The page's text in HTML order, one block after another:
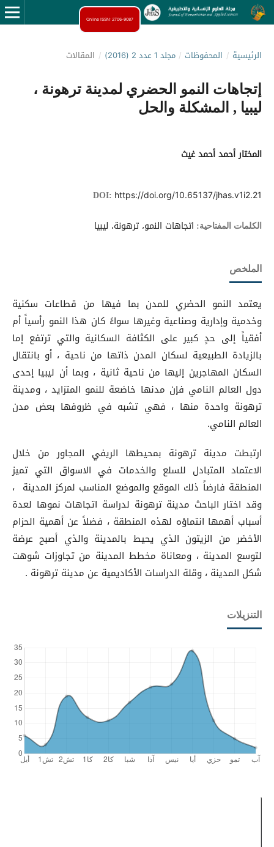
Online ISSN: 2706-9087
الرئيسية / المحفوظات / مجلد 1 عدد 2 (2016) / المقالات
إتجاهات النمو الحضري لمدينة ترهونة ،
ليبيا , المشكلة والحل
المختار أحمد أحمد غيث
DOI: https://doi.org/10.65137/jhas.v1i2.21
الكلمات المفتاحية: اتجاهات النمو، ترهونة، ليبيا
الملخص
يعتمد النمو الحضري للمدن بما فيها من قطاعات سكنية
وخدمية وإدارية وصناعية وغيرها سواءً كان هذا النمو رأسياً أم
أفقياً إلى حدٍ كبير على الكثافة السكانية والتي ترتفع إما
بالزيادة الطبيعية لسكان المدن ذاتها من ناحية ، أو بانتقال
السكان المهاجرين إليها من ناحية ثانية ، وبما أن ليبيا إحدى
دول العالم النامي فإن مدنها خاضعة للنمو المتزايد ، ومدينة
ترهونة واحدة منها ، فهي تشبه في ظروفها بعض مدن
العالم النامي.
ارتبطت مدينة ترهونة بمحيطها الريفي المجاور من خلال
الاعتماد المتبادل للسلع والخدمات في الاسواق التي تميز
المنطقة فارضاً ذلك الموقع والموضع المناسب لمركز المدينة ،
وقد اختار الباحث مدينة ترهونة لدراسة اتجاهات نموها لعدة
أسباب أهمها انتماؤه لهذه المنطقة ، فضلاً عن أهمية الحزام
الأخضر من الزيتون الذي يحيط بالمدينة والذي أصبح عرضة
لتوسع المدينة ، ومعاناة مخطط المدينة من تجاوزات شوهت
شكل المدينة ، وقلة الدراسات الأكاديمية عن مدينة ترهونة .
التنزيلات